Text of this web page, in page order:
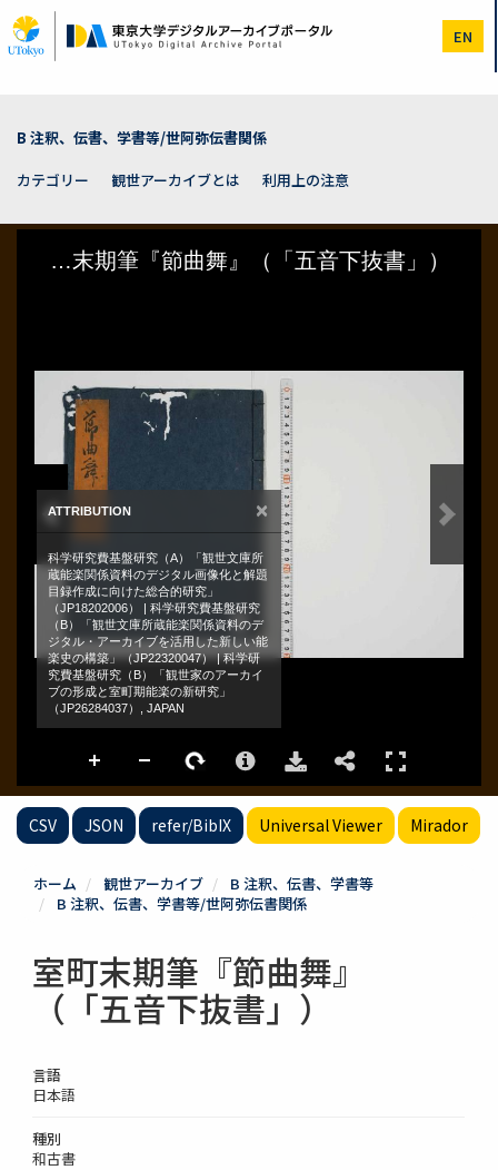
イ
ン
EN
B 注釈、伝書、学書等/世阿弥伝書関係
カテゴリー
観世アーカイブとは 利用上の注意
CSV JSON refer/BibIX Universal Viewer Mirador
ホーム 観世アーカイブ
B 注釈、伝書、学書等
B 注釈、伝書、学書等/世阿弥伝書関係
室町末期筆『節曲舞』
（「五音下抜書」）
言語
日本語
種別
和古書